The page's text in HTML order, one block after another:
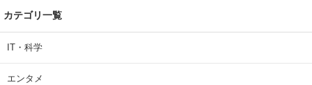
カテゴリ一覧
IT・科学
エンタメ